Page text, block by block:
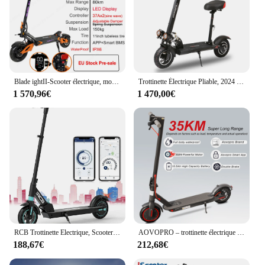
1 570,96€ 1 470,00€
188,67€ 212,68€